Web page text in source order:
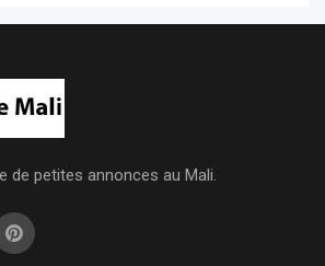
de petites annonces au Mali.